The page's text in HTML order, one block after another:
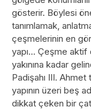
gösterir. Böylesi
tanımlamak,
çeşmelerinin en
yapı… Çeşme aktif
yakınına kadar
Padişahı III. Ahmet
yapının üzeri beş
dikkat çeken bir